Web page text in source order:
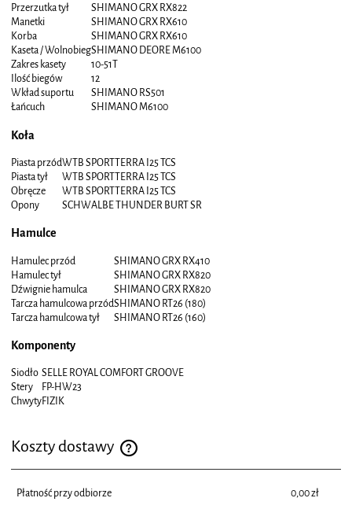
Przerzutka tył
SHIMANO GRX RX822
Manetki
SHIMANO GRX RX610
Korba
SHIMANO GRX RX610
Kaseta / WolnobiegSHIMANO DEORE M6100
Zakres kasety
10-51T
Ilość biegów
12
Wkład suportu
SHIMANO RS501
Łańcuch
SHIMANO M6100
Koła
Piasta przódWTB SPORTTERRA I25 TCS
Piasta tył
WTB SPORTTERRA I25 TCS
Obręcze
WTB SPORTTERRA I25 TCS
Opony
SCHWALBE THUNDER BURT SR
Hamulce
Hamulec przód
SHIMANO GRX RX410
Hamulec tył
SHIMANO GRX RX820
Dźwignie hamulca
SHIMANO GRX RX820
Tarcza hamulcowa przódSHIMANO RT26 (180)
Tarcza hamulcowa tył
SHIMANO RT26 (160)
Komponenty
Siodło SELLE ROYAL COMFORT GROOVE
Stery
FP-HW23
ChwytyFIZIK
Koszty dostawy
Cena nie zawiera ewentualnych kosztów płatności
Płatność przy odbiorze 0,00 zł